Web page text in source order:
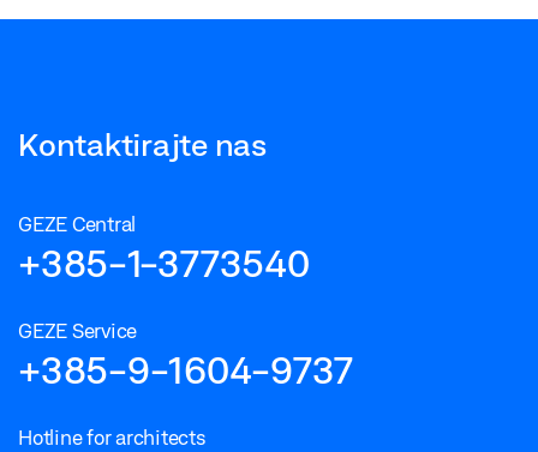
Kontaktirajte nas
GEZE Central
+385-1-3773540
GEZE Service
+385-9-1604-9737
Hotline for architects